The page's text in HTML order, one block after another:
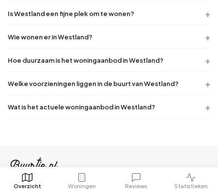
Is Westland een fijne plek om te wonen?
Wie wonen er in Westland?
Hoe duurzaam is het woningaanbod in Westland?
Welke voorzieningen liggen in de buurt van Westland?
Wat is het actuele woningaanbod in Westland?
Overzicht Woningen Reviews Statistieken
Buurtje.nl verzamelt alle huur- en koopwoningen van